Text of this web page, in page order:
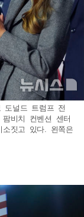
도널드 트럼프 전
팜비치 컨벤션 센터
짓고 있다. 왼쪽은